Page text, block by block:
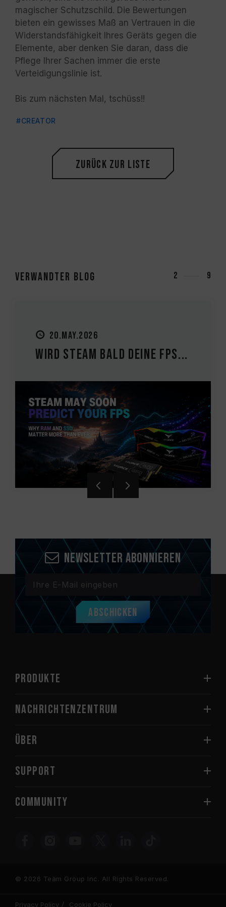
magischer Schutzschild. Die Bewertungen
bieten ein gewisses Maß an Vertrauen in die
Widerstandsfähigkeit Ihres Geräts gegen die
Elemente, aber denken Sie daran, dass die
Pflege Ihrer Sachen immer die erste
Verteidigungslinie ist.
Bis zum nächsten Mal, tschüss!!
#CREATOR
Zurück zur Liste
Verwandter Blog 3 9
20.MAY.2026
Wird Steam bald deine FPS...
Newsletter abonnieren
Abschicken
PRODUKTE
Nachrichtenzentrum
Über
SUPPORT
COMMUNITY
© 2026 Team Group Inc. All Rights Reserved.
Privacy Policy Cookie Policy